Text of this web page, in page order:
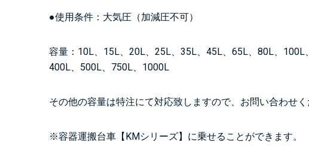
●使用条件：大気圧（加減圧不可）
容量：10L、15L、20L、25L、35L、45L、65L、80L、100L
400L、500L、750L、1000L
その他の容量は特注にて対応致しますので、お問い合わせく
※容器運搬台車【KMシリーズ】に乗せることができます。